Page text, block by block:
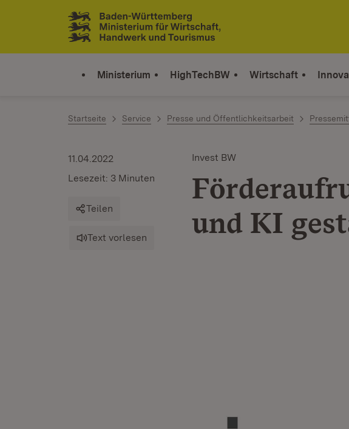
Zum Inhalt springen
Link zur Startseite
Ministerium HighTechBW Wirtschaft
Startseite Service Presse und Öffentlichkeitsarbeit
Invest BW
und KI
11.04.2022
Lesezeit: 3 Minuten
Teilen
Text vorlesen